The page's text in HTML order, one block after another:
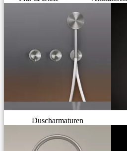
Duscharmaturen